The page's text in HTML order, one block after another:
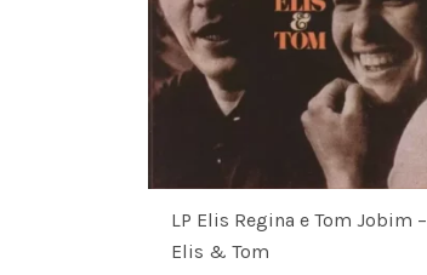
LP Elis Regina e Tom Jobim –
Elis & Tom